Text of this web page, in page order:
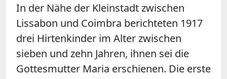
In der Nähe der Kleinstadt zwischen
Lissabon und Coimbra berichteten 1917
drei Hirtenkinder im Alter zwischen
sieben und zehn Jahren, ihnen sei die
Gottesmutter Maria erschienen. Die erste